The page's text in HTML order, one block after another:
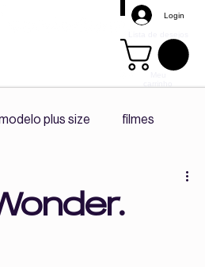
Login
plus size filmes
playlist spotify